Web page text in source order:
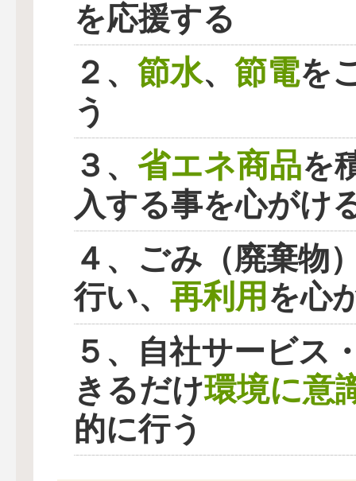
を応援する
２、 節水、 節電を
う
３、 省エネ商品を
入する事を心がけ
４、ごみ（廃棄物
行い、 再利用を心
５、自社サービス
きるだけ環境に意
的に行う